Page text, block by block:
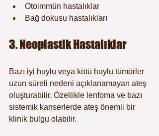
Otoimmün hastalıklar
Bağ dokusu hastalıkları
3. Neoplastik Hastalıklar
Bazı iyi huylu veya kötü huylu tümörler
uzun süreli nedeni açıklanamayan ateş
oluşturabilir. Özellikle lenfoma ve bazı
sistemik kanserlerde ateş önemli bir
klinik bulgu olabilir.